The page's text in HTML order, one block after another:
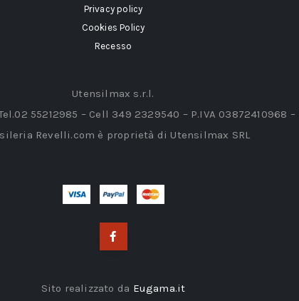
Privacy policy
Cookies Policy
Recesso
Utensilmax s.r.l.
55212985 – Cell 349 2329540 – P.IVA 03872410968 –
Revelli.com è proprietà di Utensilmax SRL
Sito realizzato da Eugama.it